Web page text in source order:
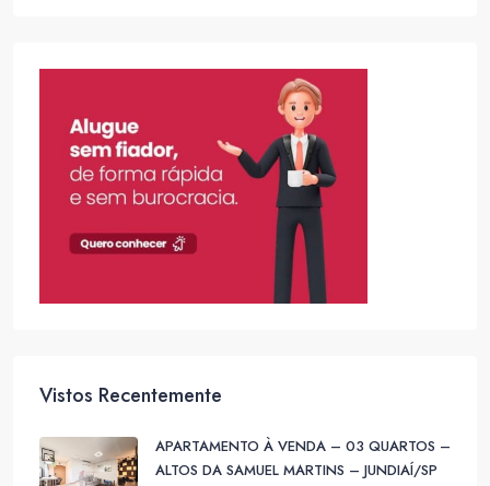
Vistos Recentemente
APARTAMENTO À VENDA – 03 QUARTOS –
ALTOS DA SAMUEL MARTINS – JUNDIAÍ/SP